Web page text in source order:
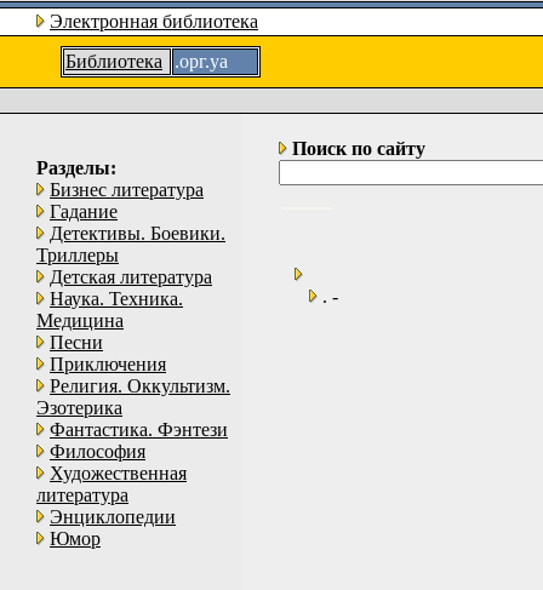
Электронная библиотека
Библиотека
.орг.уа
Разделы:
Бизнес литература
Гадание
Детективы. Боевики.
Триллеры
Детская литература
Наука. Техника.
Медицина
Песни
Приключения
Религия. Оккультизм.
Эзотерика
Фантастика. Фэнтези
Философия
Художественная
литература
Энциклопедии
Юмор
Поиск по сайту
. -